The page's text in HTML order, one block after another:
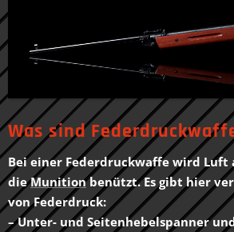
Was sind
Bei einer Federdruckwaffe wird
dieMunitionbenützt. Es gibt hier
von Federdruck:
– Unter- und Seitenhebelspanner